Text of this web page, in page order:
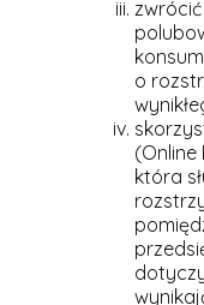
o
(Online
która